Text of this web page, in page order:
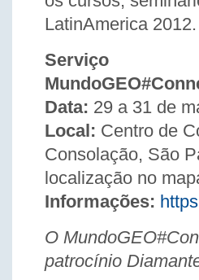
LatinAmerica 2012.
Serviço
Data: 29 a 31 de
Local: Centro de
Consolação, São
localização no
Informações:
O
patrocínio